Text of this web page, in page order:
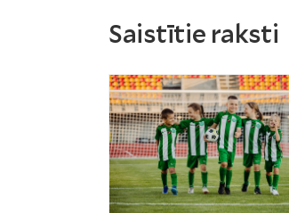
Saistītie raksti